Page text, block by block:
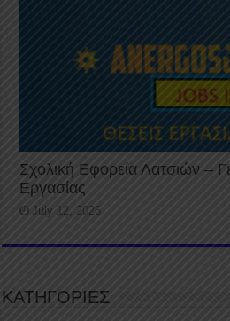
Σχολική Εφορεία Λατσιών –
Εργασίας
July 12, 2026
ΚΑΤΗΓΟΡΙΕΣ